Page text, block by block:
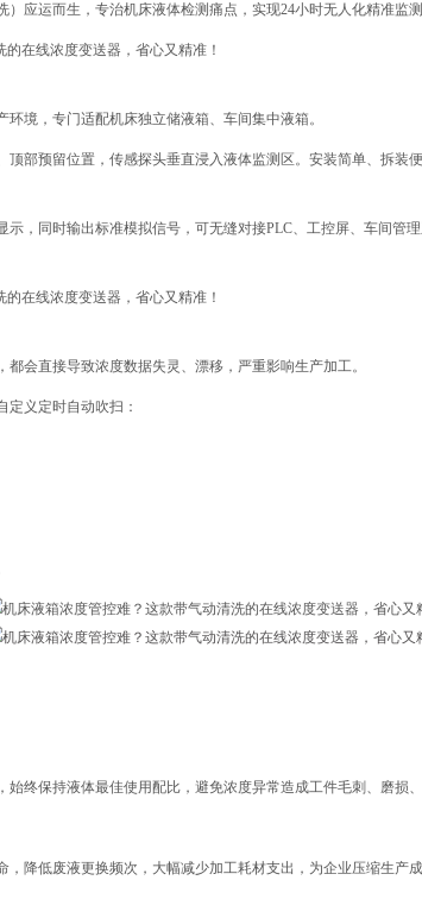
应运而生，专治机床液体检测痛点，实现24小时无人化精准监测
境，专门适配机床独立储液箱、车间集中液箱。
部预留位置，传感探头垂直浸入液体监测区。安装简单、拆装
，同时输出标准模拟信号，可无缝对接PLC、工控屏、车间管
会直接导致浓度数据失灵、漂移，严重影响生产加工。
义定时自动吹扫：
终保持液体最佳使用配比，避免浓度异常造成工件毛刺、磨损、
降低废液更换频次，大幅减少加工耗材支出，为企业压缩生产成